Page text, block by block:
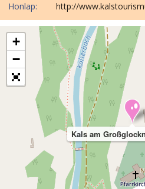
Honlap:
http://
Kals am
+
−